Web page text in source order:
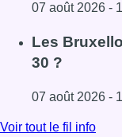
07 août 2026 -
Lire l'article
Les
30 ?
07 août 2026 -
Lire l'article
Voir tout le fil info